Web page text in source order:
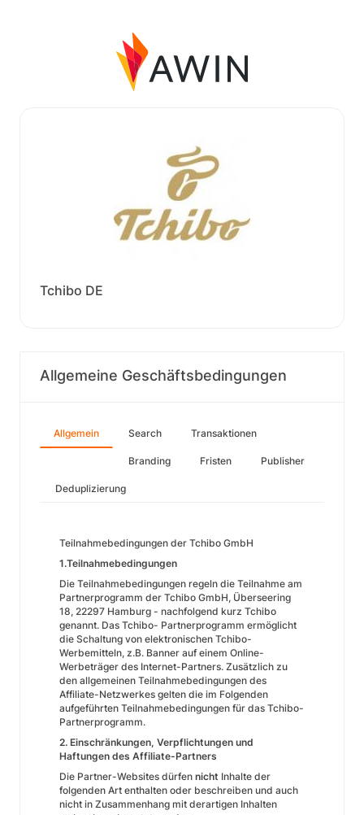
Tchibo DE
Allgemeine Geschäftsbedingungen
Allgemein Search Transaktionen
Branding Fristen Publisher
Deduplizierung
Teilnahmebedingungen der Tchibo GmbH
1.Teilnahmebedingungen
Die Teilnahmebedingungen regeln die Teilnahme am
Partnerprogramm der Tchibo GmbH, Überseering
18, 22297 Hamburg - nachfolgend kurz Tchibo
genannt. Das Tchibo- Partnerprogramm ermöglicht
die Schaltung von elektronischen Tchibo-
Werbemitteln, z.B. Banner auf einem Online-
Werbeträger des Internet-Partners. Zusätzlich zu
den allgemeinen Teilnahmebedingungen des
Affiliate-Netzwerkes gelten die im Folgenden
aufgeführten Teilnahmebedingungen für das Tchibo-
Partnerprogramm.
2. Einschränkungen, Verpflichtungen und
Haftungen des Affiliate-Partners
Die Partner-Websites dürfen nicht Inhalte der
folgenden Art enthalten oder beschreiben und auch
nicht in Zusammenhang mit derartigen Inhalten